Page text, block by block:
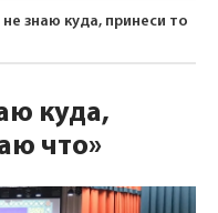
знаю куда, принеси то
куда,
что»